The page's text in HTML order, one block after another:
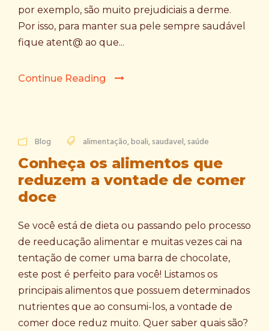
por exemplo, são muito prejudiciais a derme.
Por isso, para manter sua pele sempre saudável
fique atent@ ao que...
Continue Reading
Blog alimentação,boali,saudavel,saúde
Conheça os alimentos que
reduzem a vontade de comer
doce
Se você está de dieta ou passando pelo processo
de reeducação alimentar e muitas vezes cai na
tentação de comer uma barra de chocolate,
este post é perfeito para você! Listamos os
principais alimentos que possuem determinados
nutrientes que ao consumi-los, a vontade de
comer doce reduz muito. Quer saber quais são?